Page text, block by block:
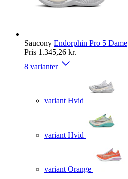
Saucony Endorphin Pro 5 Dame
Pris 1.345,26 kr.
8 varianter
variant Hvid
variant Hvid
variant Orange